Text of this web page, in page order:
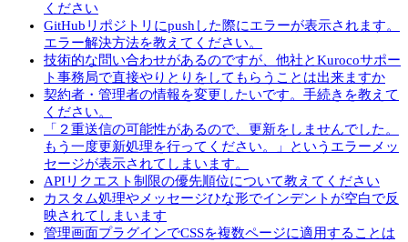
ください
GitHubリポジトリにpushした際にエラーが表示されます。
エラー解決方法を教えてください。
技術的な問い合わせがあるのですが、他社とKurocoサポー
ト事務局で直接やりとりをしてもらうことは出来ますか
契約者・管理者の情報を変更したいです。手続きを教えて
ください。
「２重送信の可能性があるので、更新をしませんでした。
もう一度更新処理を行ってください。」というエラーメッ
セージが表示されてしまいます。
APIリクエスト制限の優先順位について教えてください
カスタム処理やメッセージひな形でインデントが空白で反
映されてしまいます
管理画面プラグインでCSSを複数ページに適用することは